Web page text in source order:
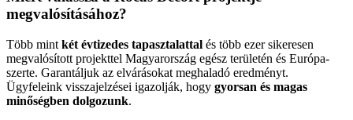
megvalósításához?
Több mint két évtizedes tapasztalattal és több ezer sikeresen
megvalósított projekttel Magyarország egész területén és Európa-
szerte. Garantáljuk az elvárásokat meghaladó eredményt.
Ügyfeleink visszajelzései igazolják, hogy gyorsan és magas
minőségben dolgozunk.